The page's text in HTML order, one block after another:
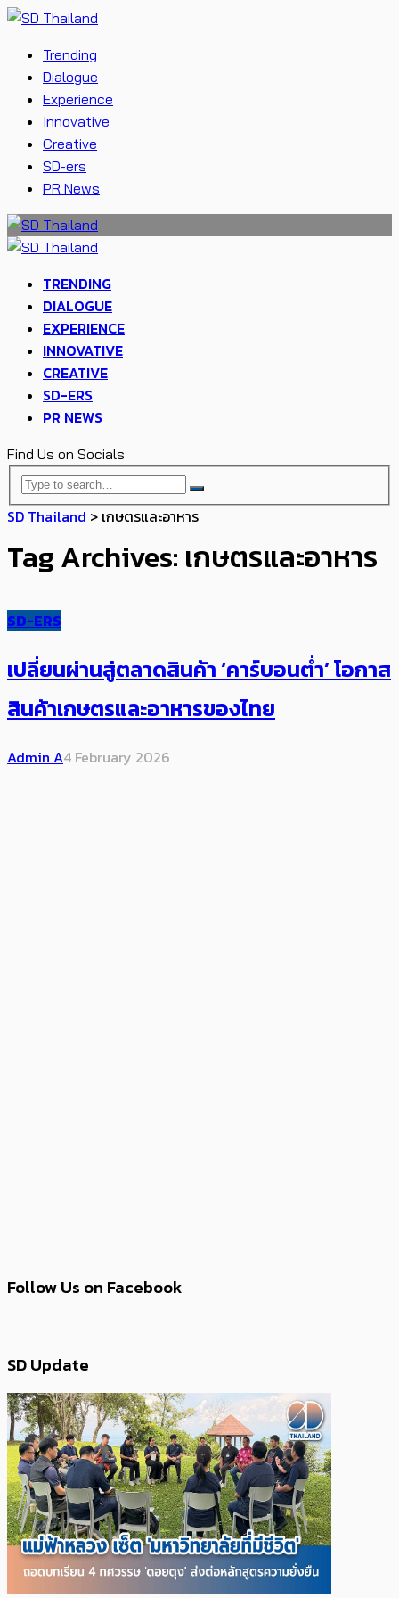
Trending
Dialogue
Experience
Innovative
Creative
SD-ers
PR News
TRENDING
DIALOGUE
EXPERIENCE
INNOVATIVE
CREATIVE
SD-ERS
PR NEWS
Find Us on Socials
SD Thailand > เกษตรและอาหาร
Tag Archives: เกษตรและอาหาร
SD-ERS
เปลี่ยนผ่านสู่ตลาดสินค้า ‘คาร์บอนต่ำ’ โอกาส
สินค้าเกษตรและอาหารของไทย
Admin A4 February 2026
Follow Us on Facebook
SD Update